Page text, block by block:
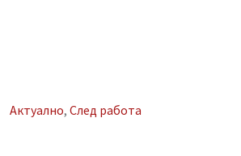
Aктуално, След работа